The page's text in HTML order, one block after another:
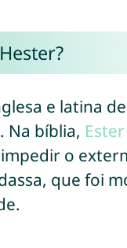
e latina de
Na bíblia, Ester
o
que foi